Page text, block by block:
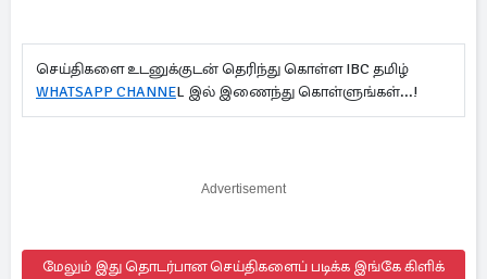
செய்திகளை உடனுக்குடன் தெரிந்து கொள்ள IBC தமிழ்
WHATSAPP CHANNEL இல் இணைந்து கொள்ளுங்கள்...!
Advertisement
மேலும் இது தொடர்பான செய்திகளைப் படிக்க இங்கே கிளிக்